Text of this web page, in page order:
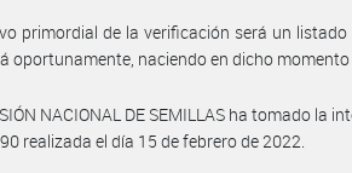
primordial de la verificación será un
oportunamente, naciendo en dicho
NACIONAL DE SEMILLAS ha tomado la
realizada el día 15 de febrero de 2022.